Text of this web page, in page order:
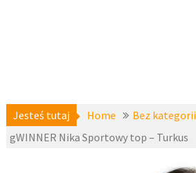
Jesteś tutaj Home
Bez kategorii
gWINNER Nika Sportowy top – Turkus